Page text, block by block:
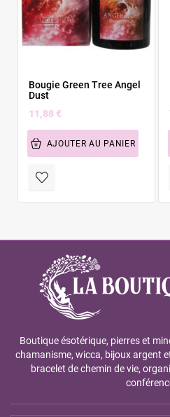
Bougie Green Tree Angel
Dust
11,88 €
AJOUTER AU PANIER
Boutique ésotérique, pierres et
chamanisme, wicca, bijoux argent
bracelet de chemin de vie,